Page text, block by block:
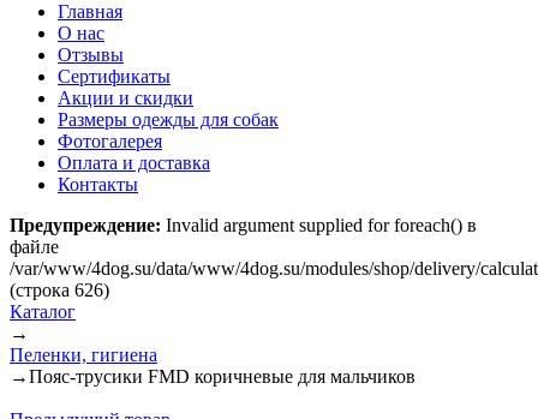
Главная
О нас
Отзывы
Сертификаты
Акции и скидки
Размеры одежды для собак
Фотогалерея
Оплата и доставка
Контакты
Предупреждение: Invalid argument supplied for foreach() в
файле
/var/www/4dog.su/data/www/4dog.su/modules/shop/delivery/
(строка 626)
Каталог
→
Пеленки, гигиена
→Пояс-трусики FMD коричневые для мальчиков